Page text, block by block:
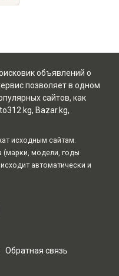
объявлений о
позволяет в одном
сайтов, как
, Bazar.kg,
исходным сайтам.
(марки, модели, годы
автоматически и
Обратная связь